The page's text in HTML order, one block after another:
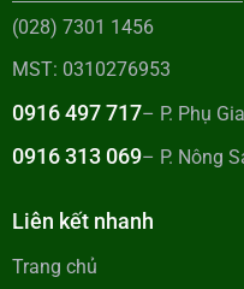
(028) 7301 1456
MST: 0310276953
0916 497 717– P. Phụ Gia
0916 313 069– P. Nông
Liên kết nhanh
Trang chủ